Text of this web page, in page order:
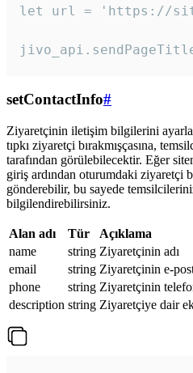
let url = 'https://
setContactInfo#
Ziyaretçinin iletişim bilgilerini
tıpkı ziyaretçi bırakmışçasına,
tarafından görülebilecektir. Eğer
giriş ardından oturumdaki ziyaretçi
gönderebilir, bu sayede
bilgilendirebilirsiniz.
Alan adı Tür
Açıklama
name
string Ziyaretçinin adı
email
string Ziyaretçinin e-
phone
string Ziyaretçinin
description string Ziyaretçiye dair